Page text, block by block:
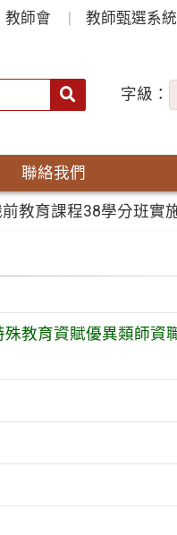
教師會 教師甄選系統
字級：
聯絡我們
教育課程38學分班實
教育資賦優異類師資